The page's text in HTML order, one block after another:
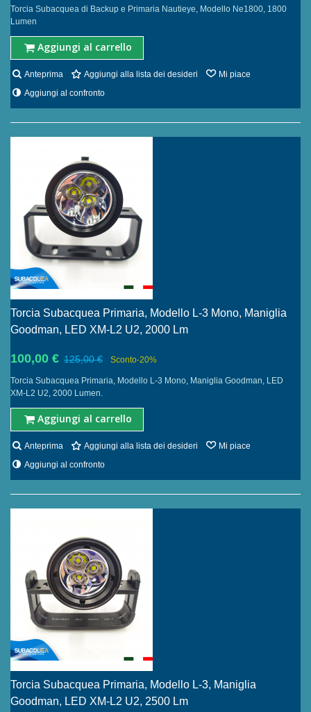
Torcia Subacquea di Backup e Primaria Nautieye, Modello Ne1800, 1800
Lumen
Aggiungi al carrello
Anteprima Aggiungi alla lista dei desideri
Mi piace
Aggiungi al confronto
Torcia Subacquea Primaria, Modello L-3 Mono, Maniglia
Goodman, LED XM-L2 U2, 2000 Lm
100,00 € 125,00 € Sconto-20%
Torcia Subacquea Primaria, Modello L-3 Mono, Maniglia Goodman, LED
XM-L2 U2, 2000 Lumen.
Aggiungi al carrello
Anteprima Aggiungi alla lista dei desideri
Mi piace
Aggiungi al confronto
Torcia Subacquea Primaria, Modello L-3, Maniglia
Goodman, LED XM-L2 U2, 2500 Lm